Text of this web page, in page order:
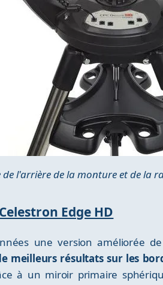
de l'arrière de la monture et de la
Edge HD
une version améliorée de
meilleurs résultats sur les
à un miroir primaire